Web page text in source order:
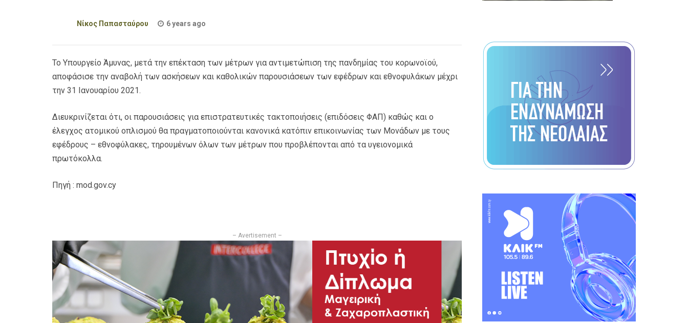
Νίκος Παπασταύρου 6 years ago
Το Υπουργείο Άμυνας, μετά την επέκταση των μέτρων για αντιμετώπιση της πανδημίας του κορωνοϊού,
αποφάσισε την αναβολή των ασκήσεων και καθολικών παρουσιάσεων των εφέδρων και εθνοφυλάκων μέχρι
την 31 Ιανουαρίου 2021.
Διευκρινίζεται ότι, οι παρουσιάσεις για επιστρατευτικές τακτοποιήσεις (επιδόσεις ΦΑΠ) καθώς και ο
έλεγχος ατομικού οπλισμού θα πραγματοποιούνται κανονικά κατόπιν επικοινωνίας των Μονάδων με τους
εφέδρους – εθνοφύλακες, τηρουμένων όλων των μέτρων που προβλέπονται από τα υγειονομικά
πρωτόκολλα.
Πηγή : mod.gov.cy
– Avertisement –